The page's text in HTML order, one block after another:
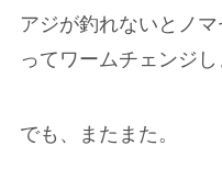
アジが釣れないとノ
ってワームチェンジし
でも、またまた。